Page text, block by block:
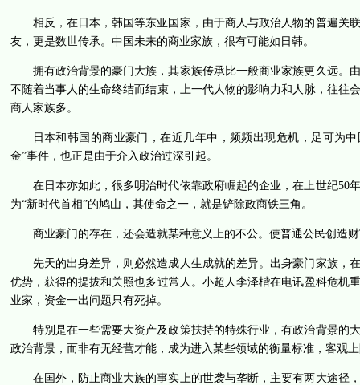
相反，在日本，韩国等东亚国家，由于商人与政治人物的普遍关
友，更是数世传承。中国未来的商业家族，很有可能如日韩。
拥有政治背景的豪门大族，其家族传承比一般商业家族更久远。
不随着当事人的生命终结而结束，上一代人物的影响力和人脉，往往
商人家族多。
日本和韩国的商业豪门，在近几年中，频频出现危机，足可为
金”事件，也正是由于介入政治过深引起。
在日本亦如此，很多明治时代依靠政府崛起的企业，在上世纪50
为“新时代首相”的鸠山，其使命之一，就是铲除政商铁三角。
商业豪门的存在，还会造就某种意义上的不公。使普通公民创造
先天的出身差异，则必然造成人生成就的差异。出身豪门家族，
优势，获得的提拔和关照也多过常人。小超人李泽楷在电讯盈科危机
业家，资金一出问题只有死掉。
特别是在一些需要大资产及政策扶持的特殊行业，有政治背景的
政治背景，而非有无经营才能，成为进入某些领域的衡量标准，客观
在国外，防止商业大族的事实上的世袭与垄断，主要有两大途径